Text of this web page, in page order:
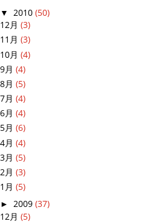
▼ 2010 (50)
12月 (3)
11月 (3)
10月 (4)
9月 (4)
8月 (5)
7月 (4)
6月 (4)
5月 (6)
4月 (4)
3月 (5)
2月 (3)
1月 (5)
► 2009 (37)
12月 (5)